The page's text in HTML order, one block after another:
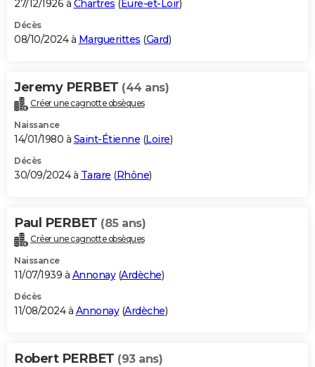
27/12/1926 à Chartres ( Eure-et-Loir)
Décès
08/10/2024 à Marguerittes (Gard)
Jeremy PERBET (44 ans)
Créer une cagnotte obsèques
Naissance
14/01/1980 à Saint-Étienne (Loire)
Décès
30/09/2024 à Tarare (Rhône)
Paul PERBET (85 ans)
Créer une cagnotte obsèques
Naissance
11/07/1939 à Annonay(Ardèche)
Décès
11/08/2024 à Annonay(Ardèche)
Robert PERBET (93 ans)